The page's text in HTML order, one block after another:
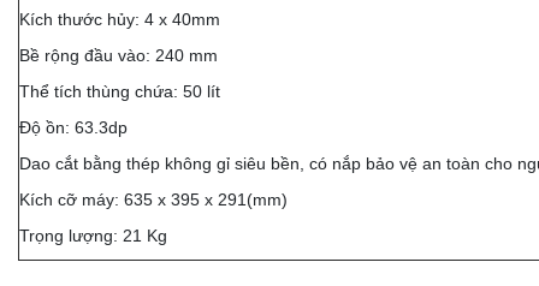
Kích thước hủy: 4 x 40mm
Bề rộng đầu vào: 240 mm
Thể tích thùng chứa: 50 lít
Độ ồn: 63.3dp
Dao cắt bằng thép không gỉ siêu bền, có nắp bảo vệ an toàn cho
Kích cỡ máy: 635 x 395 x 291(mm)
Trọng lượng: 21 Kg